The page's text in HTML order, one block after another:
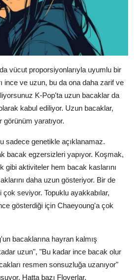
vücut proporsiyonlarıyla uyumlu bir
ince ve uzun, bu da ona daha zarif ve
K-Pop'ta uzun bacaklar da
kabul ediliyor. Uzun bacaklar,
görünüm yaratıyor.
sadece genetikle açıklanamaz.
bacak egzersizleri yapıyor. Koşmak,
gibi aktiviteler hem bacak kaslarını
daha uzun gösteriyor. Bir de
seviyor. Topuklu ayakkabılar,
gösterdiği için Chaeyoung'a çok
bacaklarına hayran kalmış
uzun", "Bu kadar ince bacak olur
resmen sonsuzluğa uzanıyor"
Hatta bazı Floverlar,